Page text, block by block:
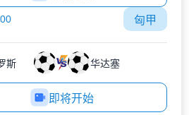
匈甲
斯 华达塞
即将开始